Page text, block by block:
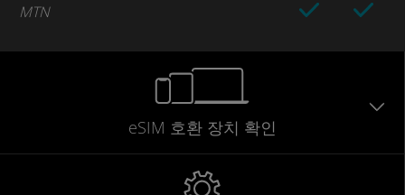
MTN
eSIM 호환 장치 확인